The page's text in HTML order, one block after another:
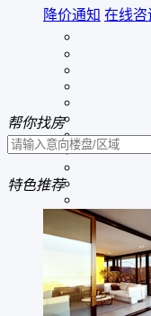
降价通知 在线咨
帮你找房
特色推荐